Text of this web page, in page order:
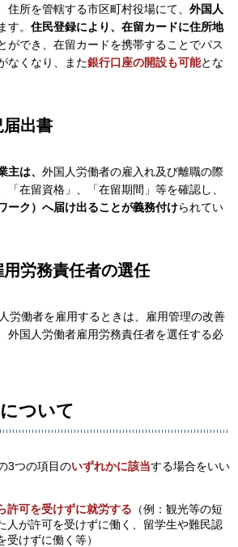
住所を管轄する市区町村役場にて、 外国人
す。 住民登録により、在留カードに住所地
ができ、在留カードを携帯することでパス
なくなり、また銀行口座の開設も可能とな
届出書
主は、 外国人労働者の雇入れ及び離職の際
「在留資格」、「在留期間」等を確認し、
ーク）へ届け出ることが義務付けられてい
労務責任者の選任
労働者を雇用するときは、雇用管理の改善
外国人労働者雇用労務責任者を選任する必
ついて
3つの項目のいずれかに該当する場合をいい
許可を受けずに就労する （例：観光等の短
人が許可を受けずに働く、留学生や難民認
受けずに働く等）